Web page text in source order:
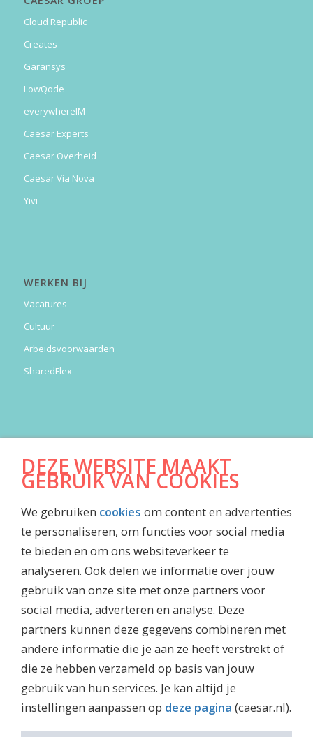
DEZE WEBSITE MAAKT
GEBRUIK VAN COOKIES
We gebruiken cookies om content en advertenties
te personaliseren, om functies voor social media
te bieden en om ons websiteverkeer te
analyseren. Ook delen we informatie over jouw
gebruik van onze site met onze partners voor
social media, adverteren en analyse. Deze
partners kunnen deze gegevens combineren met
andere informatie die je aan ze heeft verstrekt of
die ze hebben verzameld op basis van jouw
gebruik van hun services. Je kan altijd je
instellingen aanpassen op deze pagina (caesar.nl).
Cloud Republic
Creates
Garansys
LowQode
everywhereIM
Caesar Experts
Caesar Overheid
Caesar Via Nova
Yivi
WERKEN BIJ
Vacatures
Cultuur
Arbeidsvoorwaarden
SharedFlex
Algemene Voorwaarden
Inkoopvoorwaarden
Maatschappelijk jaarverslag
Jubileummagazine
DISCLAIMER
Privacy Policy
Security Policy Caesar Groep
Cookies